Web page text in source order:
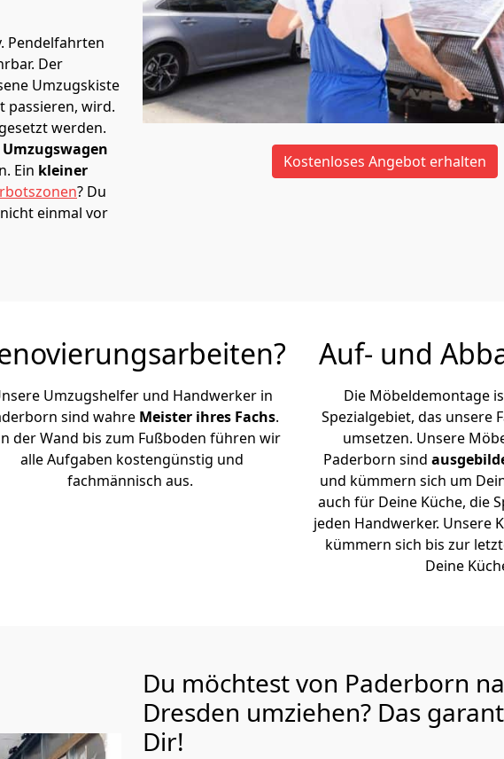
Pendelfahrten
Der
Umzugskiste
passieren, wird.
werden.
Umzugswagen
Ein kleiner
? Du
einmal vor
Kostenloses Angebot erhalten
Umzugshelfer und Handwerker in
sind wahre Meister ihres Fachs.
der Wand bis zum Fußboden führen wir
alle Aufgaben kostengünstig und
fachmännisch aus.
Auf- und
Die Möbeldemontage
Spezialgebiet, das unsere
umsetzen. Unsere
Paderborn sind
und kümmern sich um
auch für Deine Küche, die
jeden Handwerker. Unsere
kümmern sich bis zur
Deine
Du möchtest von Paderborn
Dresden umziehen? Das
Dir!